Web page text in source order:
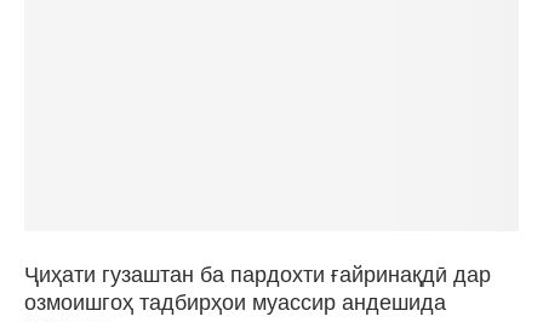
Ҷиҳати гузаштан ба пардохти ғайринақдӣ дар
озмоишгоҳ тадбирҳои муассир андешида